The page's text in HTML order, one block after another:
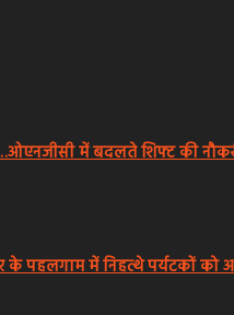
में बदलते शिफ्ट की
के पहलगाम में निहत्थे पर्यटकों